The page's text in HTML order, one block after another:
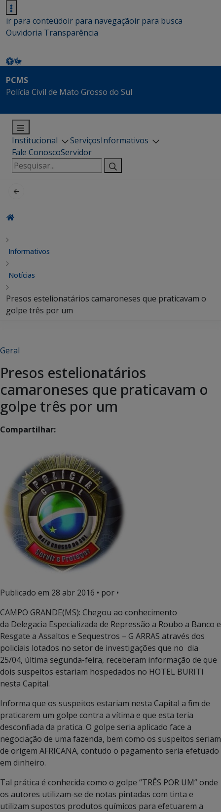
ir para conteúdoir para navegaçãoir para busca
Ouvidoria Transparência
PCMS
Polícia Civil de Mato Grosso do Sul
Institucional ServiçosInformativos
Fale ConoscoServidor
Pesquisar
por:
Informativos
Notícias
Presos estelionatários camaroneses que praticavam o
golpe três por um
Geral
Presos estelionatários
camaroneses que praticavam o
golpe três por um
Compartilhar:
Publicado em 28 abr 2016 • por •
CAMPO GRANDE(MS): Chegou ao conhecimento
da Delegacia Especializada de Repressão a Roubo a Banco e
Resgate a Assaltos e Sequestros – G ARRAS através dos
policiais lotados no setor de investigações que no dia
25/04, última segunda-feira, receberam informação de que
dois suspeitos estariam hospedados no HOTEL BURITI
nesta Capital.
Informa que os suspeitos estariam nesta Capital a fim de
praticarem um golpe contra a vítima e que esta teria
desconfiada da pratica. O golpe seria aplicado face a
negociação de uma fazenda, bem como os suspeitos seriam
de origem AFRICANA, contudo o pagamento seria efetuado
em dinheiro.
Tal prática é conhecida como o golpe “TRÊS POR UM” onde
os autores utilizam-se de notas pintadas com tinta e
utilizam supostos produtos químicos para efetuarem a